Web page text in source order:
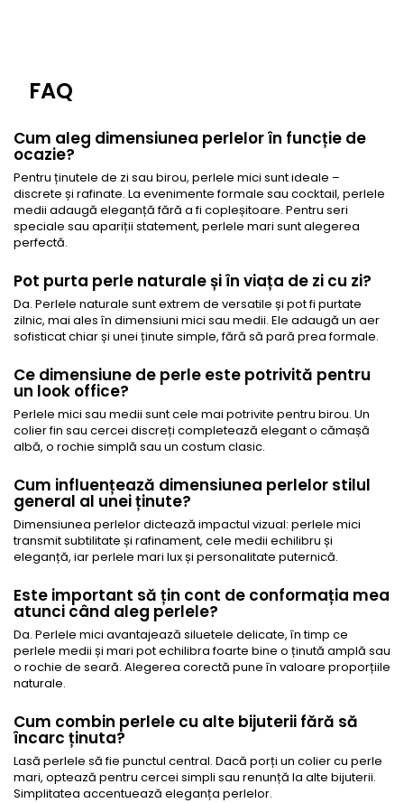
FAQ
Cum aleg dimensiunea perlelor în funcție de
ocazie?
Pentru ținutele de zi sau birou, perlele mici sunt ideale –
discrete și rafinate. La evenimente formale sau cocktail, perlele
medii adaugă eleganță fără a fi copleșitoare. Pentru seri
speciale sau apariții statement, perlele mari sunt alegerea
perfectă.
Pot purta perle naturale și în viața de zi cu zi?
Da. Perlele naturale sunt extrem de versatile și pot fi purtate
zilnic, mai ales în dimensiuni mici sau medii. Ele adaugă un aer
sofisticat chiar și unei ținute simple, fără să pară prea formale.
Ce dimensiune de perle este potrivită pentru
un look office?
Perlele mici sau medii sunt cele mai potrivite pentru birou. Un
colier fin sau cercei discreți completează elegant o cămașă
albă, o rochie simplă sau un costum clasic.
Cum influențează dimensiunea perlelor stilul
general al unei ținute?
Dimensiunea perlelor dictează impactul vizual: perlele mici
transmit subtilitate și rafinament, cele medii echilibru și
eleganță, iar perlele mari lux și personalitate puternică.
Este important să țin cont de conformația mea
atunci când aleg perlele?
Da. Perlele mici avantajează siluetele delicate, în timp ce
perlele medii și mari pot echilibra foarte bine o ținută amplă sau
o rochie de seară. Alegerea corectă pune în valoare proporțiile
naturale.
Cum combin perlele cu alte bijuterii fără să
încarc ținuta?
Lasă perlele să fie punctul central. Dacă porți un colier cu perle
mari, optează pentru cercei simpli sau renunță la alte bijuterii.
Simplitatea accentuează eleganța perlelor.